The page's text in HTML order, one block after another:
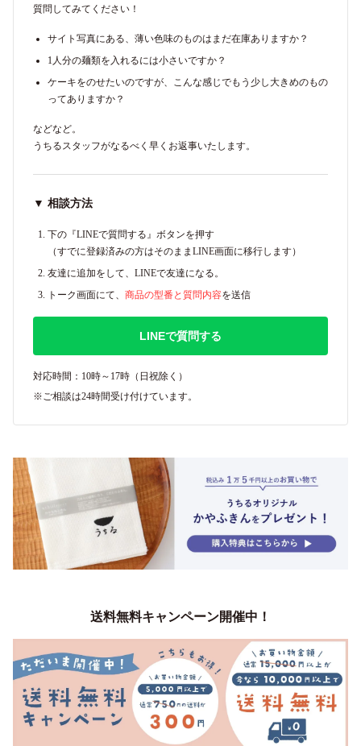
質問してみてください！
サイト写真にある、薄い色味のものはまだ在庫ありますか？
1人分の麺類を入れるには小さいですか？
ケーキをのせたいのですが、こんな感じでもう少し大きめのもの
ってありますか？
などなど。
うちるスタッフがなるべく早くお返事いたします。
▼ 相談方法
下の『LINEで質問する』ボタンを押す
（すでに登録済みの方はそのままLINE画面に移行します）
友達に追加をして、LINEで友達になる。
トーク画面にて、 商品の型番と質問内容を送信
LINEで質問する
対応時間：10時～17時（日祝除く）
※ご相談は24時間受け付けています。
送料無料キャンペーン開催中！